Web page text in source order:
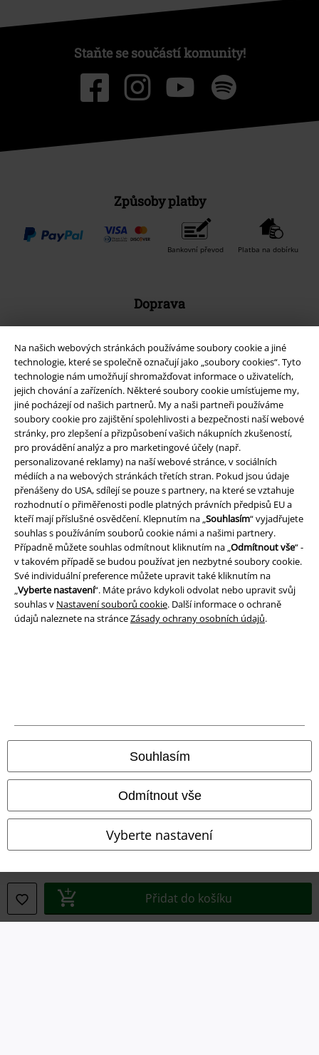
Na našich webových stránkách používáme soubory cookie a jiné
technologie, které se společně označují jako „soubory cookies“. Tyto
technologie nám umožňují shromažďovat informace o uživatelích,
jejich chování a zařízeních. Některé soubory cookie umísťujeme my,
jiné pocházejí od našich partnerů. My a naši partneři používáme
soubory cookie pro zajištění spolehlivosti a bezpečnosti naší webové
stránky, pro zlepšení a přizpůsobení vašich nákupních zkušeností,
pro provádění analýz a pro marketingové účely (např.
personalizované reklamy) na naší webové stránce, v sociálních
médiích a na webových stránkách třetích stran. Pokud jsou údaje
přenášeny do USA, sdílejí se pouze s partnery, na které se vztahuje
rozhodnutí o přiměřenosti podle platných právních předpisů EU a
kteří mají příslušné osvědčení. Klepnutím na „Souhlasím“ vyjadřujete
souhlas s používáním souborů cookie námi a našimi partnery.
Případně můžete souhlas odmítnout kliknutím na „Odmítnout vše“ -
v takovém případě se budou používat jen nezbytné soubory cookie.
Své individuální preference můžete upravit také kliknutím na
„Vyberte nastavení“. Máte právo kdykoli odvolat nebo upravit svůj
souhlas v Nastavení souborů cookie. Další informace o ochraně
údajů naleznete na stránceZásady ochrany osobních údajů.
Souhlasím
Odmítnout vše
Vyberte nastavení
Přidat do košíku
Staňte se součástí komunity!
Způsoby platby
Bankovní převod Platba na dobírku
Doprava
Balíkovna Balík Do ruky
EMP aplikaci
Stáhněte si novou EMP aplikaci zdarma a využijte všechny nové
funkce a výhody!
A Warner Music Group Company
Ochrana osobních údajů
Prohlášení o shodě
Informace o přístupnosti